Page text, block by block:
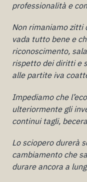
professionalità e
Non rimaniamo zitti
vada tutto bene e
riconoscimento,
rispetto dei diritti e
alle partite iva
Impediamo che
ulteriormente gli
continui tagli,
Lo sciopero durerà
cambiamento che
durare ancora a